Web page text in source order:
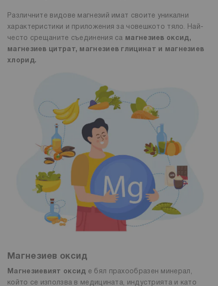
Различните видове магнезий имат своите уникални
характеристики и приложения за човешкото тяло. Най-
често срещаните съединения са магнезиев оксид,
магнезиев цитрат, магнезиев глицинат и магнезиев
хлорид.
Магнезиев оксид
Магнезиевият оксид е бял прахообразен минерал,
който се използва в медицината, индустрията и като